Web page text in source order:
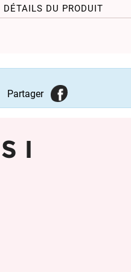
DÉTAILS DU PRODUIT
Partager